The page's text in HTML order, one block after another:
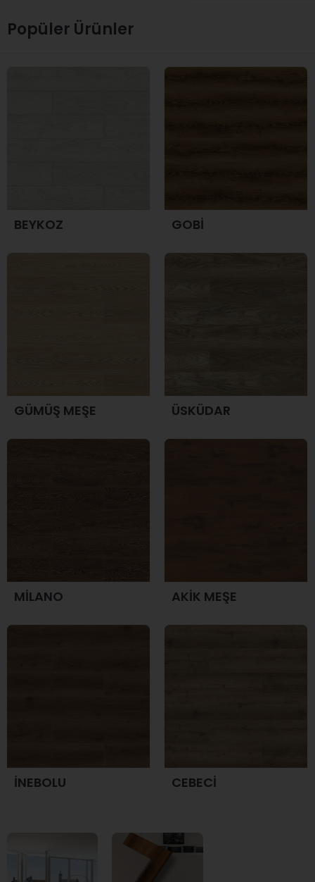
Popüler Ürünler
BEYKOZ GOBİ
GÜMÜŞ MEŞE ÜSKÜDAR
MİLANO AKİK MEŞE
İNEBOLU CEBECİ